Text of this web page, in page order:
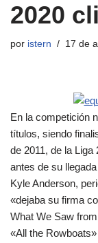
2020
por istern 17 de
En la competición
títulos, siendo
de 2011, de la
antes de su
Kyle Anderson,
«dejaba su firma
What We Saw
«All the